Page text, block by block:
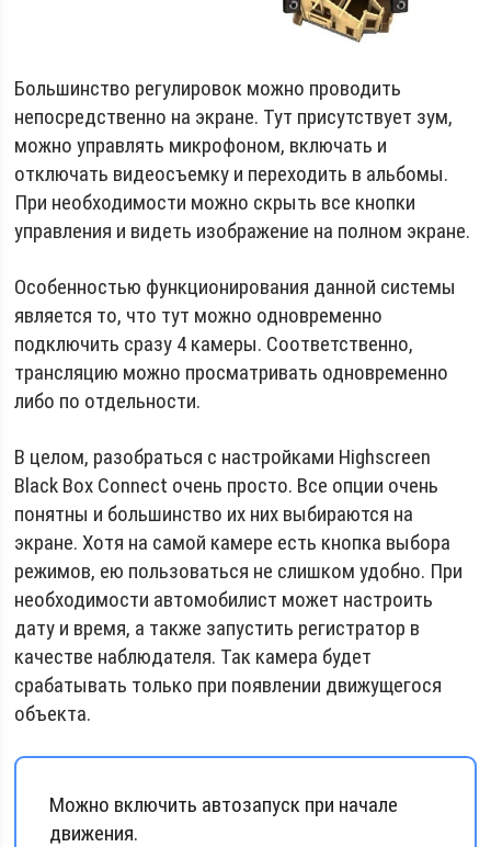
Большинство регулировок можно проводить
непосредственно на экране. Тут присутствует зум,
можно управлять микрофоном, включать и
отключать видеосъемку и переходить в альбомы.
При необходимости можно скрыть все кнопки
управления и видеть изображение на полном экране.
Особенностью функционирования данной системы
является то, что тут можно одновременно
подключить сразу 4 камеры. Соответственно,
трансляцию можно просматривать одновременно
либо по отдельности.
В целом, разобраться с настройками Highscreen
Black Box Connect очень просто. Все опции очень
понятны и большинство их них выбираются на
экране. Хотя на самой камере есть кнопка выбора
режимов, ею пользоваться не слишком удобно. При
необходимости автомобилист может настроить
дату и время, а также запустить регистратор в
качестве наблюдателя. Так камера будет
срабатывать только при появлении движущегося
объекта.
Можно включить автозапуск при начале
движения.